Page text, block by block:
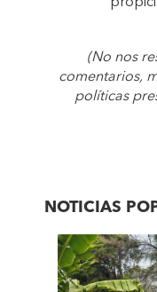
(No nos
comentarios,
políticas
NOTICIAS